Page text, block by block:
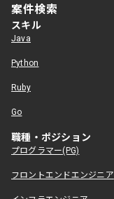
案件検索
スキル
Java
Python
Ruby
Go
職種・ポジション
プログラマー(PG)
フロントエンドエンジニア